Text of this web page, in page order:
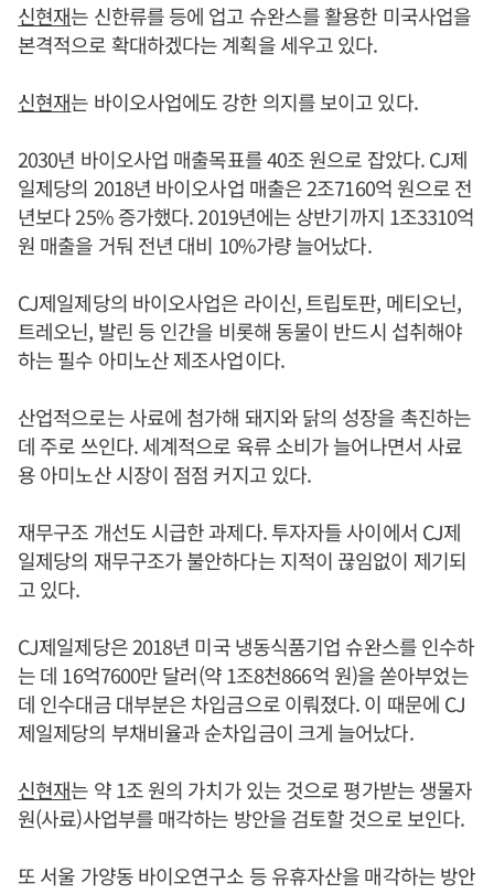
신현재는 신한류를 등에 업고 슈완스를 활용한 미국사업을
본격적으로 확대하겠다는 계획을 세우고 있다.
신현재는 바이오사업에도 강한 의지를 보이고 있다.
2030년 바이오사업 매출목표를 40조 원으로 잡았다. CJ제
일제당의 2018년 바이오사업 매출은 2조7160억 원으로 전
년보다 25% 증가했다. 2019년에는 상반기까지 1조3310억
원 매출을 거둬 전년 대비 10%가량 늘어났다.
CJ제일제당의 바이오사업은 라이신, 트립토판, 메티오닌,
트레오닌, 발린 등 인간을 비롯해 동물이 반드시 섭취해야
하는 필수 아미노산 제조사업이다.
산업적으로는 사료에 첨가해 돼지와 닭의 성장을 촉진하는
데 주로 쓰인다. 세계적으로 육류 소비가 늘어나면서 사료
용 아미노산 시장이 점점 커지고 있다.
재무구조 개선도 시급한 과제다. 투자자들 사이에서 CJ제
일제당의 재무구조가 불안하다는 지적이 끊임없이 제기되
고 있다.
CJ제일제당은 2018년 미국 냉동식품기업 슈완스를 인수하
는 데 16억7600만 달러(약 1조8천866억 원)을 쏟아부었는
데 인수대금 대부분은 차입금으로 이뤄졌다. 이 때문에 CJ
제일제당의 부채비율과 순차입금이 크게 늘어났다.
신현재는 약 1조 원의 가치가 있는 것으로 평가받는 생물자
원(사료)사업부를 매각하는 방안을 검토할 것으로 보인다.
또 서울 가양동 바이오연구소 등 유휴자산을 매각하는 방안